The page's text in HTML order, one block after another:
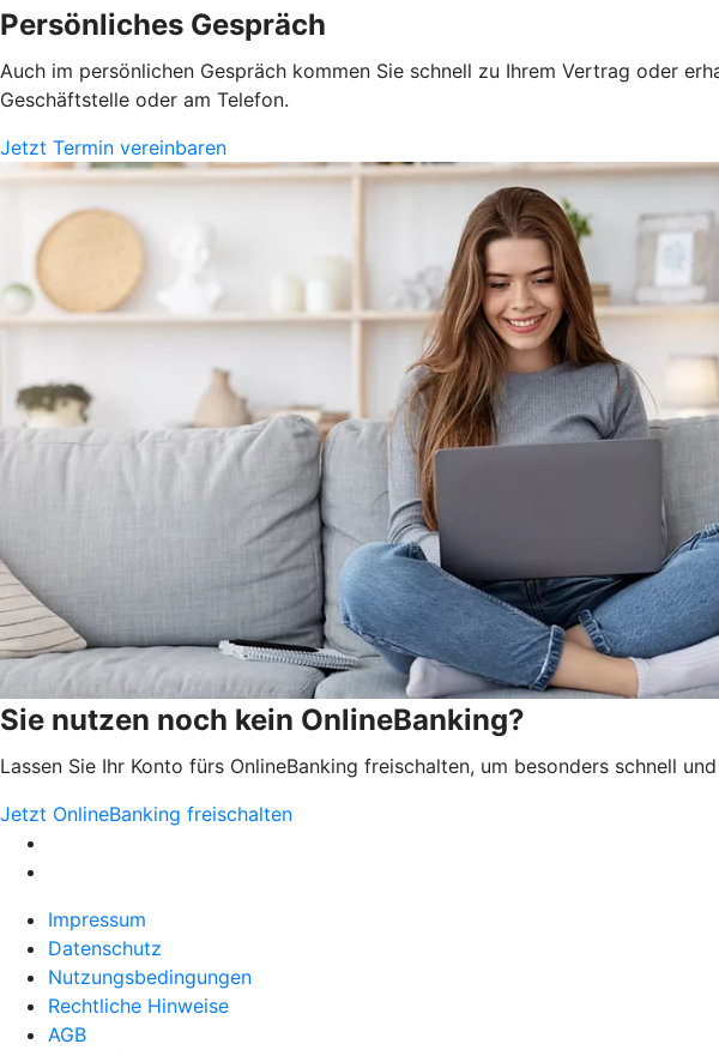
Persönliches Gespräch
Auch im persönlichen Gespräch kommen Sie schnell zu Ihrem Vertrag oder
Geschäftstelle oder am Telefon.
Jetzt Termin vereinbaren
Sie nutzen noch kein OnlineBanking?
Lassen Sie Ihr Konto fürs OnlineBanking freischalten, um besonders schnell
Jetzt OnlineBanking freischalten
Impressum
Datenschutz
Nutzungsbedingungen
Rechtliche Hinweise
AGB